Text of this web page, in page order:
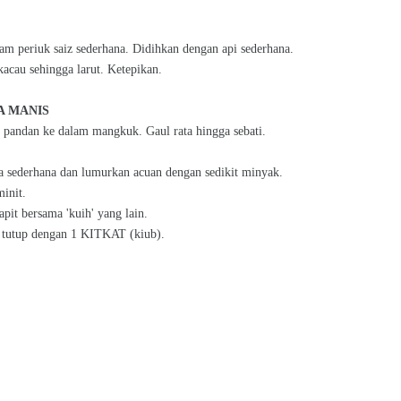
periuk saiz sederhana. Didihkan dengan api sederhana.
sehingga larut. Ketepikan.
MANIS
ke dalam mangkuk. Gaul rata hingga sebati.
dan lumurkan acuan dengan sedikit minyak.
bersama 'kuih' yang lain.
dengan 1 KITKAT (kiub).